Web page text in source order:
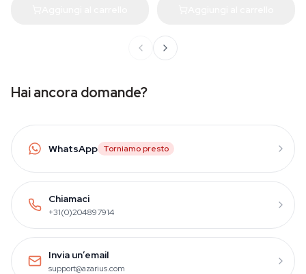
Hai ancora domande?
WhatsApp Torniamo presto
Chiamaci
+31(0)204897914
Invia un’email
support@azarius.com